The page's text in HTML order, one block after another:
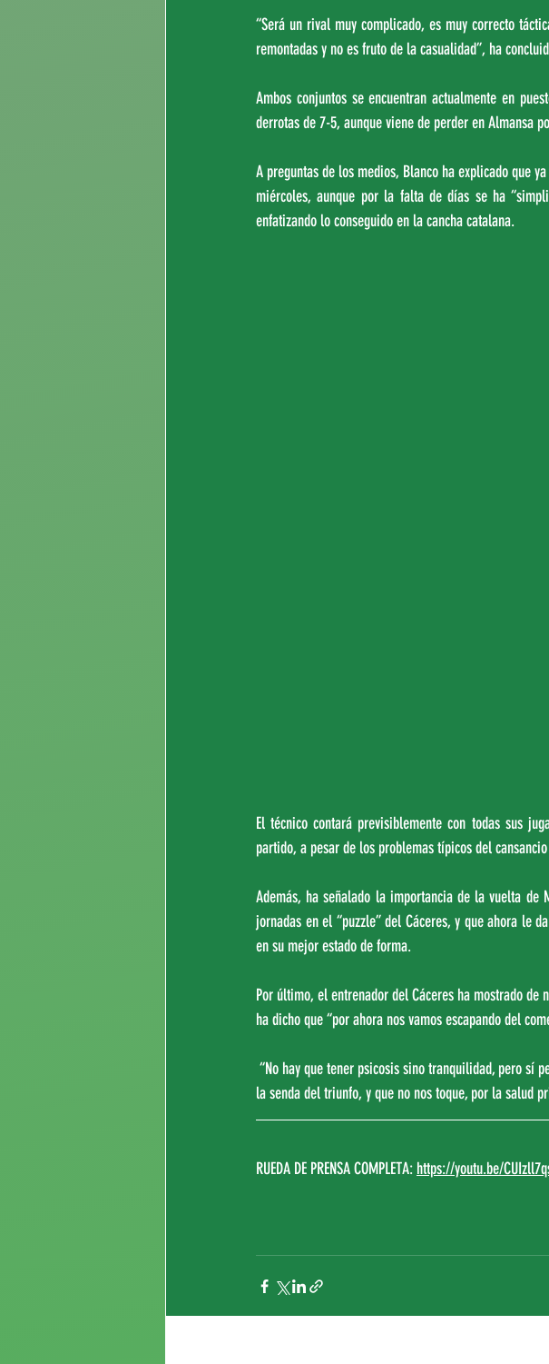
“Será un rival muy complicado, es muy correcto
remontadas y no es fruto de la casualidad”, ha
Ambos conjuntos se encuentran actualmente en
derrotas de 7-5, aunque viene de perder en Almansa
A preguntas de los medios, Blanco ha explicado que
miércoles, aunque por la falta de días se ha
enfatizando lo conseguido en la cancha catalana.
El técnico contará previsiblemente con todas sus
partido, a pesar de los problemas típicos del
Además, ha señalado la importancia de la vuelta de
jornadas en el “puzzle” del Cáceres, y que ahora le
en su mejor estado de forma.
Por último, el entrenador del Cáceres ha mostrado
ha dicho que “por ahora nos vamos escapando del
la senda del triunfo, y que no nos toque, por la salud
RUEDA DE PRENSA COMPLETA: https://youtu.be/